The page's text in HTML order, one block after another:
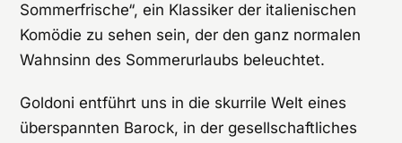
Sommerfrische“, ein Klassiker der italienischen
Komödie zu sehen sein, der den ganz normalen
Wahnsinn des Sommerurlaubs beleuchtet.
Goldoni entführt uns in die skurrile Welt eines
überspannten Barock, in der gesellschaftliches